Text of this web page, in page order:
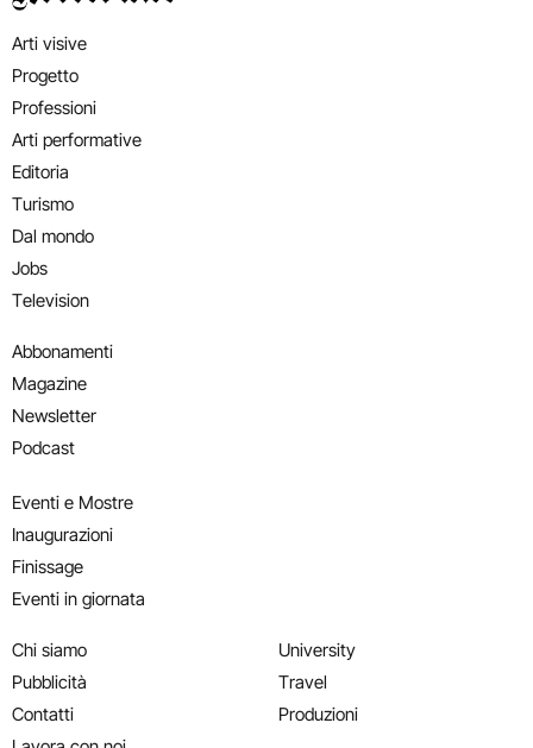
Arti visive
Progetto
Professioni
Arti performative
Editoria
Turismo
Dal mondo
Jobs
Television
Abbonamenti
Magazine
Newsletter
Podcast
Eventi e Mostre
Inaugurazioni
Finissage
Eventi in giornata
Chi siamo
Pubblicità
Contatti
University
Travel
Produzioni